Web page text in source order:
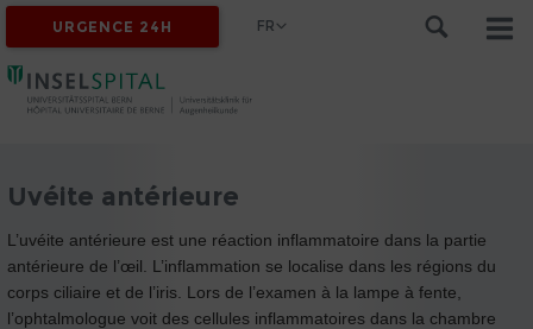
URGENCE 24H FR
Uvéite antérieure
L’uvéite antérieure est une réaction inflammatoire dans la partie
antérieure de l’œil. L’inflammation se localise dans les régions du
corps ciliaire et de l’iris. Lors de l’examen à la lampe à fente,
l’ophtalmologue voit des cellules inflammatoires dans la chambre